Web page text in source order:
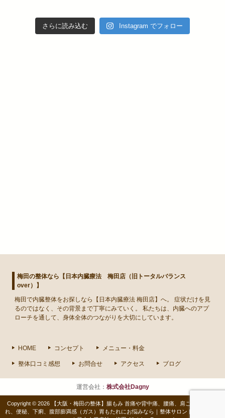
さらに読み込む Instagram でフォロー
梅田の整体なら【日本内臓療法 梅田店（旧トータルバランス
over）】
梅田で内臓整体をお探しなら【日本内臓療法 梅田店】へ。 症状だけを見
るのではなく、その背景まで丁寧にみていく。 私たちは、内臓へのアプ
ローチを通して、身体全体のつながりを大切にしています。
HOME コンセプト メニュー・料金
整体口コミ感想 お問合せ アクセス ブログ
運営会社： 株式会社Dagny
Copyright © 2026 【大阪・梅田の整体】腸もみ 首痛や背中痛、腰痛、肩こり、胃もた
れ、便秘、下痢、腹部膨満感（ガス）胃もたれにお悩みなら｜整体サロントータルバラ